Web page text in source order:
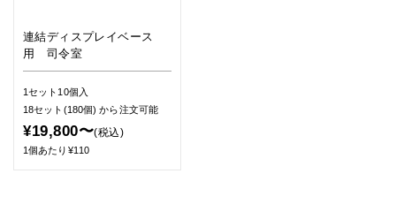
連結ディスプレイベース
用 司令室
1セット10個入
18セット(180個)から注文可能
¥19,800〜(税込)
1個あたり¥110